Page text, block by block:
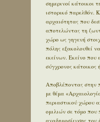
σημερινοί κάτοικοι
ιστορικό παρελθόν.
αρχαιότητας που
αποτελώντας τη
χώρο ως γηγενή
πόλης εξακολουθεί
εκείνων. Εκείνο που
σύγχρονος κάτοικος
Αποβλέποντας στην
με θέμα
περιαστικού χώρου
ομιλιών σε τόμο που
αναδημοσίευσης του